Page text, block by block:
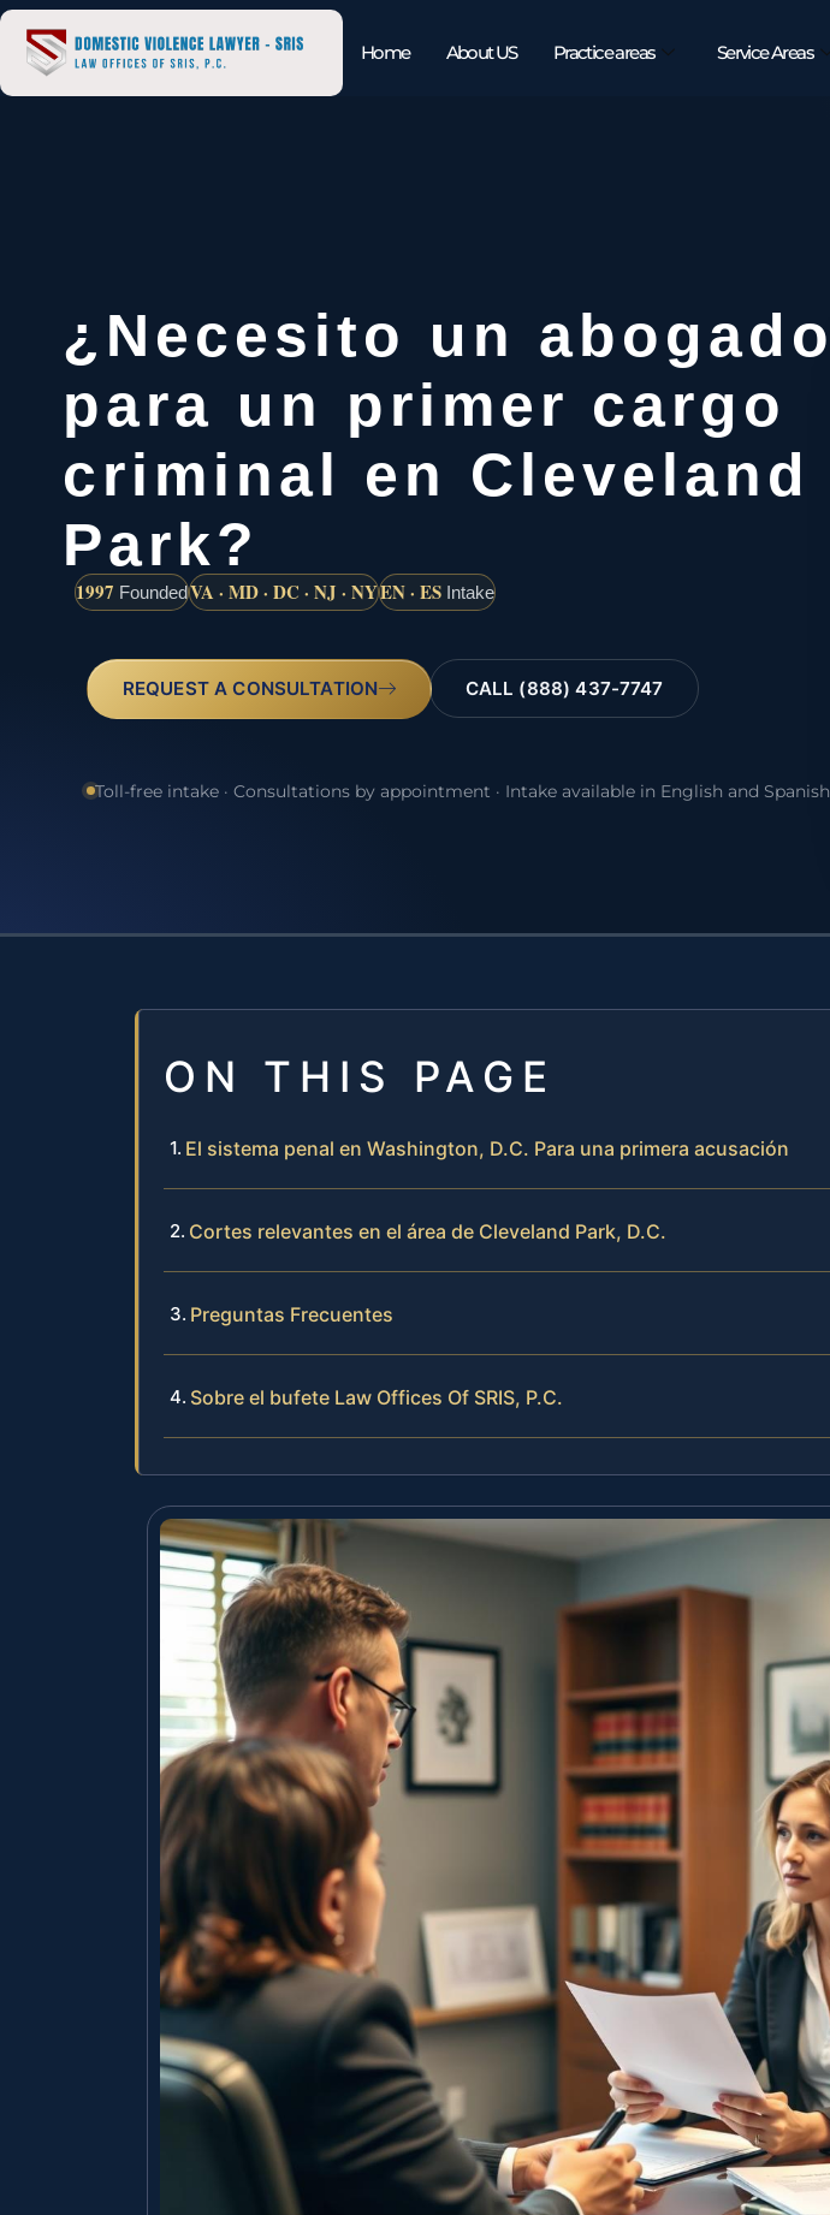
Home About US Practice areas Service Areas
¿Necesito un abogado
para un primer cargo
criminal en Cleveland
Park?
1997 FoundedVA · MD · DC · NJ · NYEN · ES Intake
REQUEST A CONSULTATION CALL (888) 437-7747
Toll-free intake · Consultations by appointment · Intake available in English and Spanish
ON THIS PAGE
El sistema penal en Washington, D.C. Para una primera acusación
Cortes relevantes en el área de Cleveland Park, D.C.
Preguntas Frecuentes
Sobre el bufete Law Offices Of SRIS, P.C.